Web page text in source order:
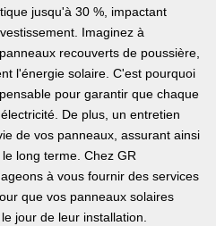
jusqu'à 30 %, impactant
Imaginez à
recouverts de poussière,
l'énergie solaire. C'est pourquoi
pour garantir que chaque
De plus, un entretien
de vos panneaux, assurant ainsi
long terme. Chez GR
à vous fournir des services
que vos panneaux solaires
jour de leur installation.